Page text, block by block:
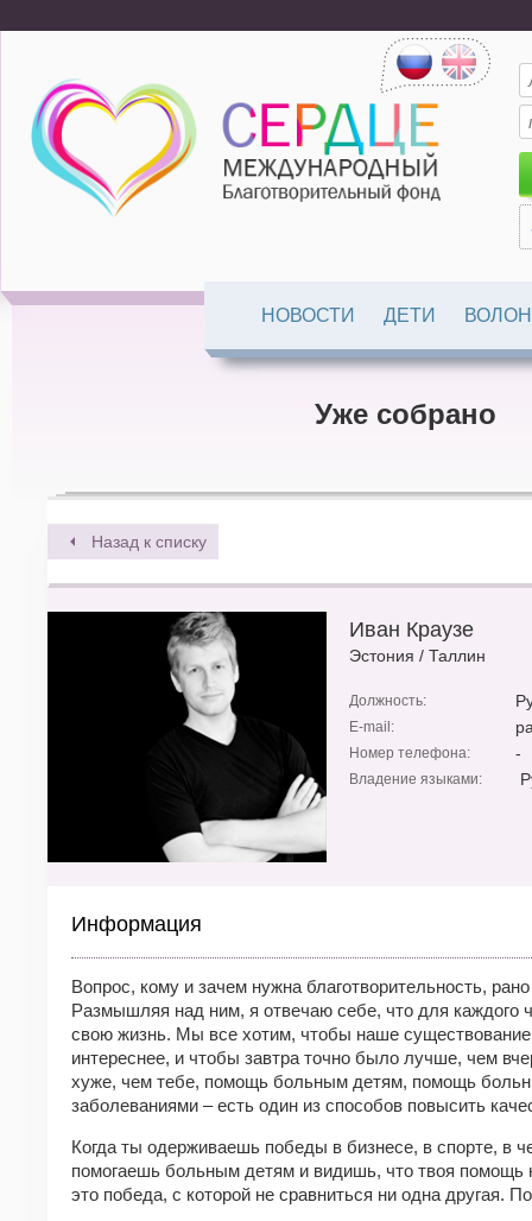
НОВОСТИ ДЕТИ
Уже собрано
Назад к списку
Иван Краузе
Эстония / Таллин
Должность:
E-mail:
Номер телефона: -
Владение языками:
Информация
Вопрос, кому и зачем нужна благотворительность,
Размышляя над ним, я отвечаю себе, что для каждого
свою жизнь. Мы все хотим, чтобы наше существование
интереснее, и чтобы завтра точно было лучше, чем
хуже, чем тебе, помощь больным детям, помощь
заболеваниями – есть один из способов повысить
Когда ты одерживаешь победы в бизнесе, в спорте, в
помогаешь больным детям и видишь, что твоя помощь
это победа, с которой не сравниться ни одна другая.